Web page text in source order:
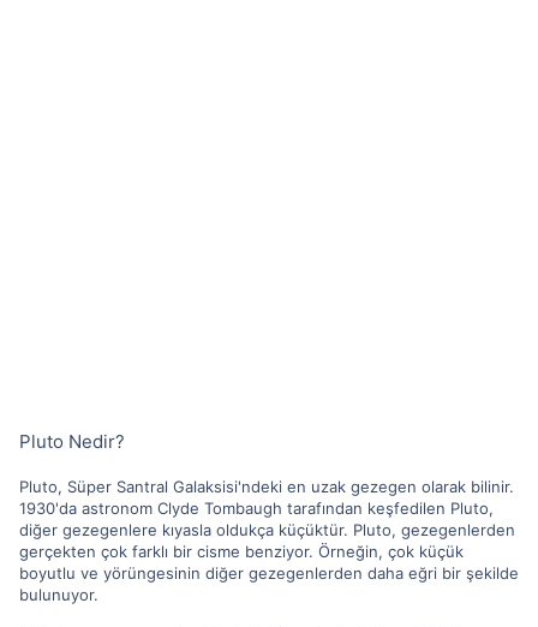
Pluto Nedir?
Pluto, Süper Santral Galaksisi'ndeki en uzak gezegen olarak bilinir.
1930'da astronom Clyde Tombaugh tarafından keşfedilen Pluto,
diğer gezegenlere kıyasla oldukça küçüktür. Pluto, gezegenlerden
gerçekten çok farklı bir cisme benziyor. Örneğin, çok küçük
boyutlu ve yörüngesinin diğer gezegenlerden daha eğri bir şekilde
bulunuyor.